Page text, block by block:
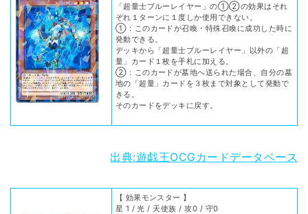
「超量士ブルーレイヤー」の①②の効果はそれ
ぞれ１ターンに１度しか使用できない。
①：このカードが召喚・特殊召喚に成功した時に
発動できる。
デッキから「超量士ブルーレイヤー」以外の「超
量」カード１枚を手札に加える。
②：このカードが墓地へ送られた場合、自分の墓
地の「超量」カードを３枚まで対象として発動で
きる。
そのカードをデッキに戻す。
出典:遊戯王OCGカードデータベース
【 効果モンスター 】
星 1 / 光 / 天使族 / 攻0 / 守0